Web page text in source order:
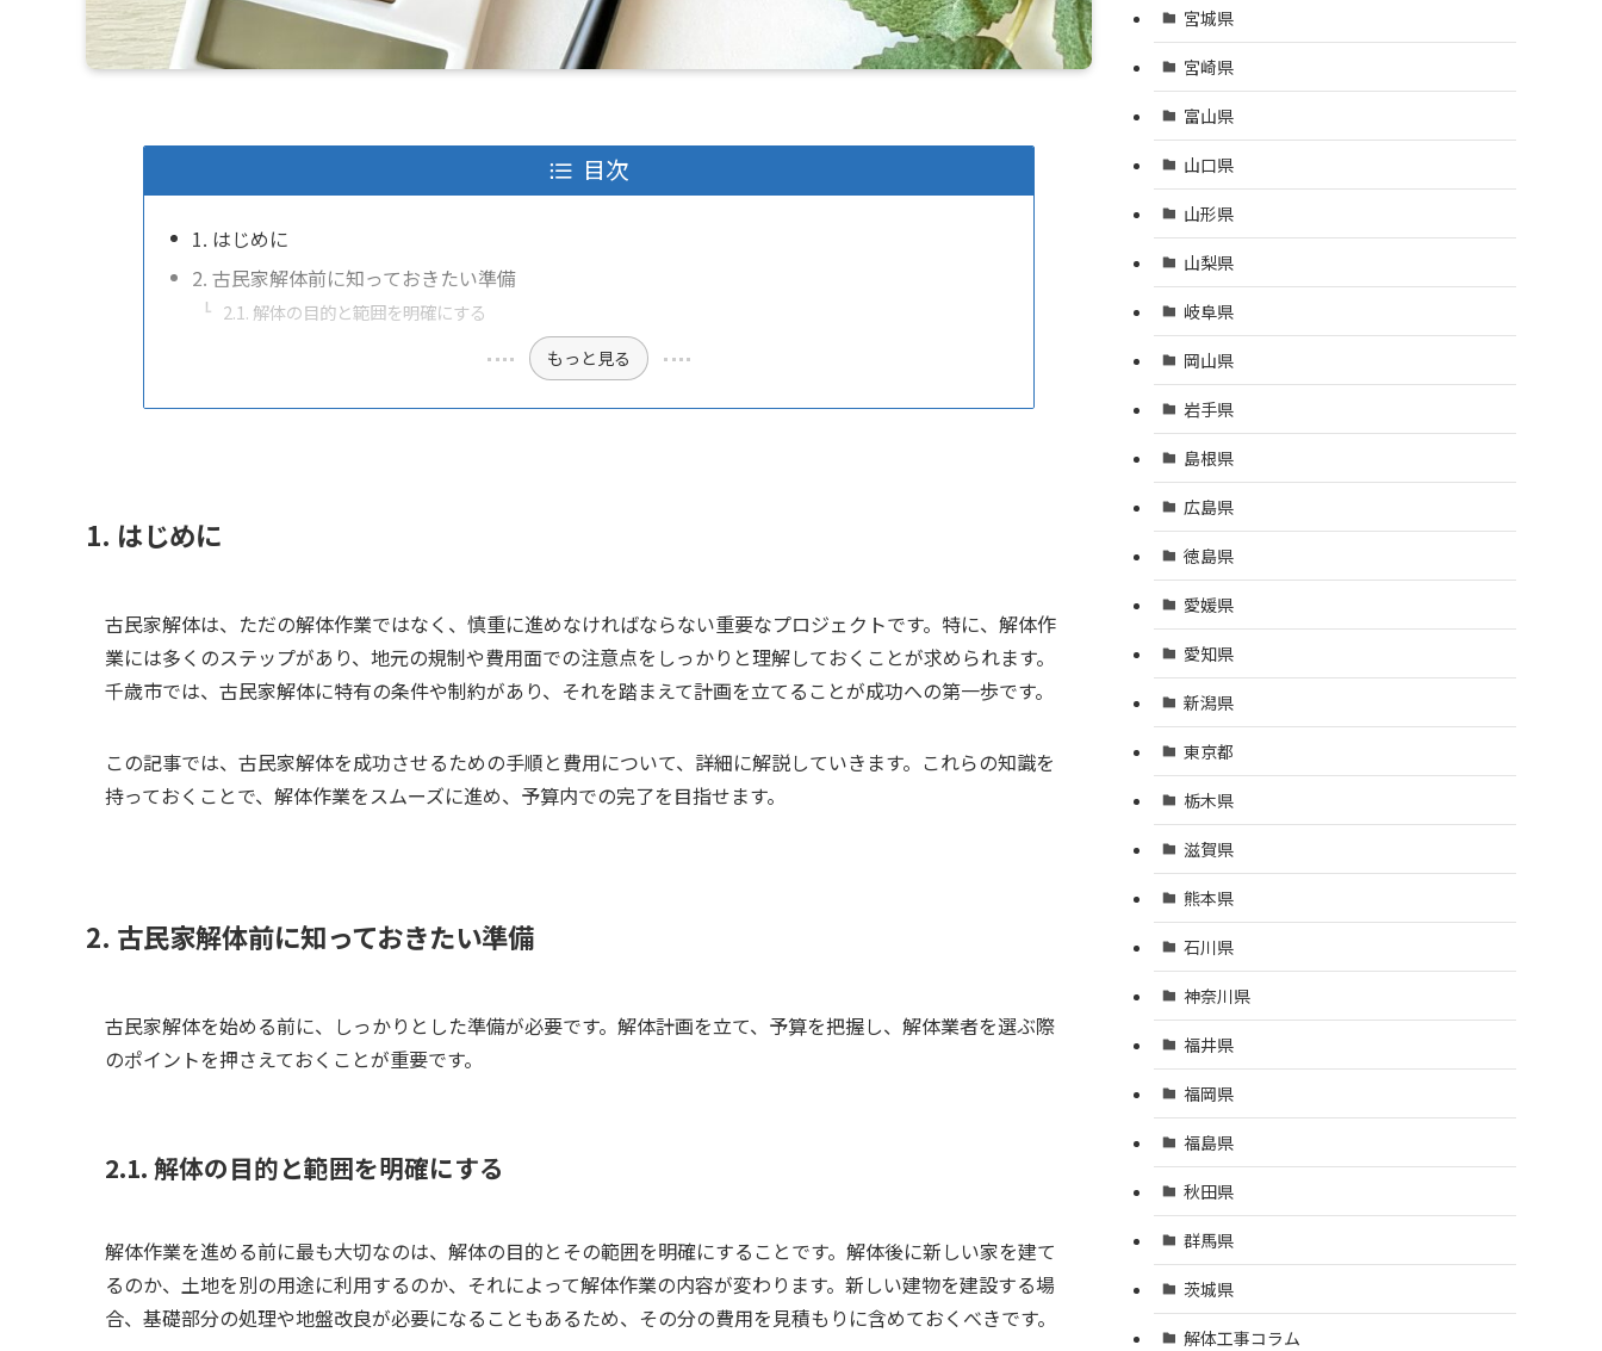
目次
1. はじめに
2. 古民家解体前に知っておきたい準備
2.1. 解体の目的と範囲を明確にする
もっと見る
1. はじめに
古民家解体は、ただの解体作業ではなく、慎重に進めなければならない重要なプロジェクトです。特に、解体作
業には多くのステップがあり、地元の規制や費用面での注意点をしっかりと理解しておくことが求められます。
千歳市では、古民家解体に特有の条件や制約があり、それを踏まえて計画を立てることが成功への第一歩です。
この記事では、古民家解体を成功させるための手順と費用について、詳細に解説していきます。これらの知識を
持っておくことで、解体作業をスムーズに進め、予算内での完了を目指せます。
2. 古民家解体前に知っておきたい準備
古民家解体を始める前に、しっかりとした準備が必要です。解体計画を立て、予算を把握し、解体業者を選ぶ際
のポイントを押さえておくことが重要です。
2.1. 解体の目的と範囲を明確にする
解体作業を進める前に最も大切なのは、解体の目的とその範囲を明確にすることです。解体後に新しい家を建て
るのか、土地を別の用途に利用するのか、それによって解体作業の内容が変わります。新しい建物を建設する場
合、基礎部分の処理や地盤改良が必要になることもあるため、その分の費用を見積もりに含めておくべきです。
宮城県
宮崎県
富山県
山口県
山形県
山梨県
岐阜県
岡山県
岩手県
島根県
広島県
徳島県
愛媛県
愛知県
新潟県
東京都
栃木県
滋賀県
熊本県
石川県
神奈川県
福井県
福岡県
福島県
秋田県
群馬県
茨城県
解体工事コラム